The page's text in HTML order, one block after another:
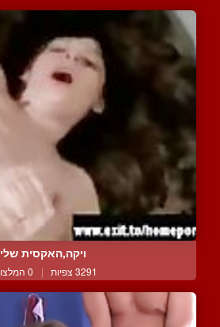
ויקה,האקסית שלי
3291 צפיות | 0 המלצות